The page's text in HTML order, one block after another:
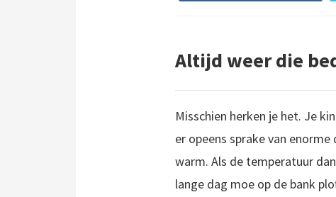
Altijd weer die
Misschien herken je het. Je
er opeens sprake van
warm. Als de temperatuur
lange dag moe op de bank